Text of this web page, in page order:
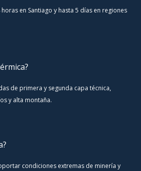
en Santiago y hasta 5 días en regiones
de primera y segunda capa técnica,
y alta montaña.
condiciones extremas de minería y